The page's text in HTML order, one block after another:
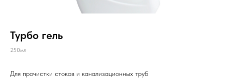
Турбо гель
250мл
Для прочистки стоков и канализационных труб